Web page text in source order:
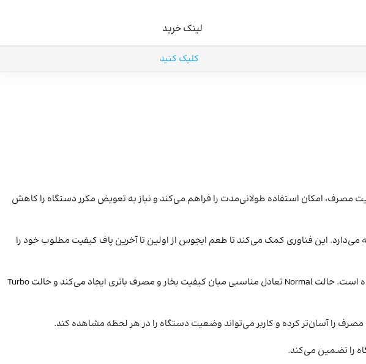
لینک خرید
کلیک کنید
و تعداد پاف آن است. مخزن ۲۶ میلی‌لیتری در کنار سیستم مدیریت مصرف، امکان استفاده طولانی‌مدت را فراهم می‌کند و نیاز به تعویض مکرر دستگاه را کاهش
سطح پایداری نگه می‌دارد. این فناوری کمک می‌کند تا طعم ایجوس از اولین تا آخرین پاف کیفیت مطلوب خود را
نستی بولت 50000 از سه حالت عملکرد مختلف بهره می‌برد. حالت ECO برای بیشترین بازدهی و حداکثر تعداد پاف طراحی شده است. حالت Normal تعادل مناسبی میان کیفیت بخار و مصرف باتری ایجاد می‌کند و حالت Turbo
را آسان‌تر کرده و کاربر می‌تواند وضعیت دستگاه را در هر لحظه مشاهده کند.